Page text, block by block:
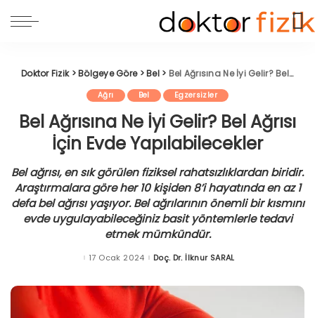
Doktor Fizik>Bölgeye Göre>Bel> Bel Ağrısına Ne İyi Gelir? Bel Ağrısı İçin Evde Yapılabilecekler
Ağrı Bel Egzersizler
Bel Ağrısına Ne İyi Gelir? Bel Ağrısı
İçin Evde Yapılabilecekler
Bel ağrısı, en sık görülen fiziksel rahatsızlıklardan biridir.
Araştırmalara göre her 10 kişiden 8’i hayatında en az 1
defa bel ağrısı yaşıyor. Bel ağrılarının önemli bir kısmını
evde uygulayabileceğiniz basit yöntemlerle tedavi
etmek mümkündür.
17 Ocak 2024Posted
Doç. Dr. İlknur SARAL